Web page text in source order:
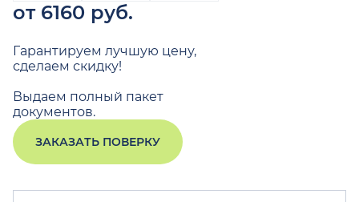
от 6160 руб.
Гарантируем лучшую цену,
сделаем скидку!
Выдаем полный пакет
документов.
ЗАКАЗАТЬ ПОВЕРКУ